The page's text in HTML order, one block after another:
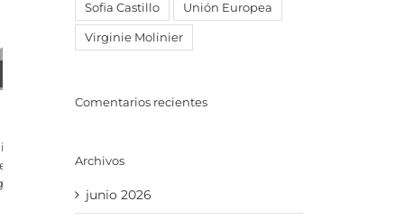
Sofia Castillo Unión Europea
Virginie Molinier
Comentarios recientes
Archivos
junio 2026